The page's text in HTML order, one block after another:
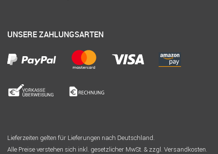
UNSERE ZAHLUNGSARTEN
Lieferzeiten gelten für Lieferungen nach Deutschland.
Alle Preise verstehen sich inkl. gesetzlicher MwSt. & zzgl. Versandkosten.